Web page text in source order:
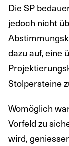
Die SP
jedoch nicht
dazu auf, eine
Stolpersteine
Womöglich
Vorfeld zu
wird,